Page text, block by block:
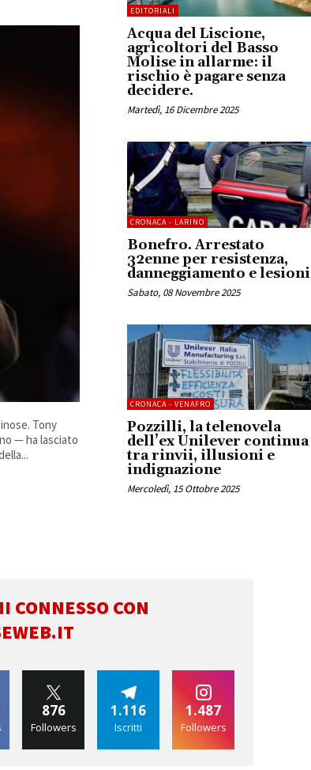
Tony
— ha lasciato
EDITORIALI
Acqua del Liscione,
agricoltori del Basso
Molise in allarme: il
rischio è pagare senza
decidere.
Martedì, 16 Dicembre 2025
CRONACA - LARINO
Bonefro. Arrestato
32enne per resistenza,
danneggiamento e lesioni
Sabato, 08 Novembre 2025
CRONACA - VENAFRO
Pozzilli, la telenovela
dell’ex Unilever continua
tra rinvii, illusioni e
indignazione
Mercoledì, 15 Ottobre 2025
CONNESSO CON
876
Followers
1.116
Iscritti
1.487
Followers